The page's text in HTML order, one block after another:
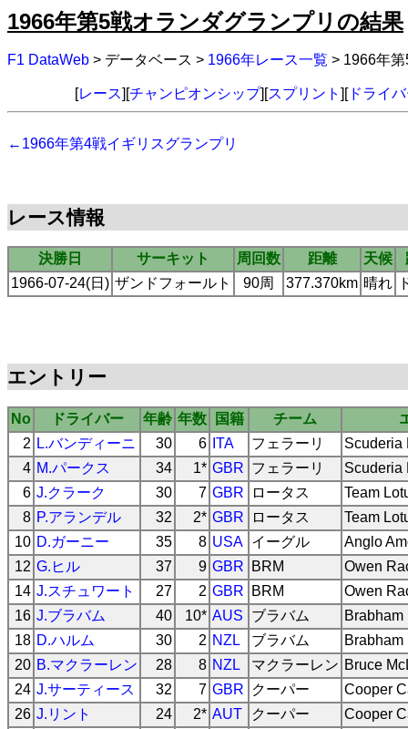
1966年第5戦オランダグランプリの結果
F1 DataWeb > データベース > 1966年レース一覧 > 1966年
[レース][チャンピオンシップ][スプリント ][ドライ
←1966年第4戦イギリスグランプリ
レース情報
決勝日 サーキット 周回数 距離 天候
1966-07-24(日) ザンドフォールト 90周 377.370km 晴れ
エントリー
No ドライバー 年齢 年数 国籍 チーム
2 L.バンディーニ 30 6 ITA フェラーリ
Scuderia
4 M.パークス 34 1* GBR フェラーリ
Scuderia
6 J.クラーク 30 7 GBR ロータス
Team
8 P.アランデル 32 2* GBR ロータス
Team
10 D.ガーニー 35 8 USA イーグル
Anglo
12 G.ヒル 37 9 GBR BRM
Owen
14 J.スチュワート 27 2 GBR BRM
Owen
16 J.ブラバム 40 10* AUS ブラバム
18 D.ハルム 30 2 NZL ブラバム
20 B.マクラーレン 28 8 NZL マクラーレン Bruce
24 J.サーティース 32 7 GBR クーパー
Cooper
26 J.リント 24 2* AUT クーパー
Cooper